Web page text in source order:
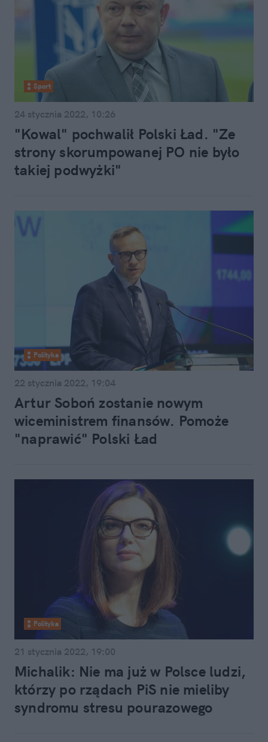
Sport
24 stycznia 2022, 10:26
"Kowal" pochwalił Polski Ład. "Ze
strony skorumpowanej PO nie było
takiej podwyżki"
Polityka
22 stycznia 2022, 19:04
Artur Soboń zostanie nowym
wiceministrem finansów. Pomoże
"naprawić" Polski Ład
Polityka
21 stycznia 2022, 19:00
Michalik: Nie ma już w Polsce ludzi,
którzy po rządach PiS nie mieliby
syndromu stresu pourazowego